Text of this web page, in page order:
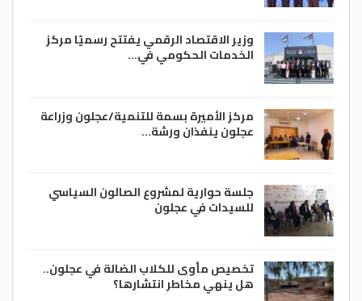
وزير الاقتصاد الرقمي يفتتح رسميًا مركز
الخدمات الحكومي في…
مركز الأميرة بسمة للتنمية/عجلون وزراعة
عجلون ينفذان ورشة…
جلسة حوارية لمشروع الصالون السياسي
للسيدات في عجلون
تخصيص مأوى للكلاب الضالة في عجلون..
هل ينهي مخاطر انتشارها؟